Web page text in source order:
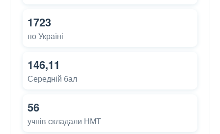
1723
по Україні
146,11
Середній бал
56
учнів складали НМТ